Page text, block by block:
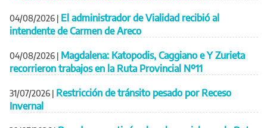
04/08/2026 | El administrador de Vialidad recibió al
intendente de Carmen de Areco
04/08/2026 | Magdalena: Katopodis, Caggiano e Y Zurieta
recorrieron trabajos en la Ruta Provincial Nº11
31/07/2026 | Restricción de tránsito pesado por Receso
Invernal